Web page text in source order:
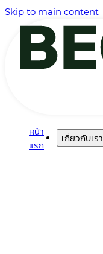
Skip to main content
หน้า
แรก
เกี่ยวกับเรา